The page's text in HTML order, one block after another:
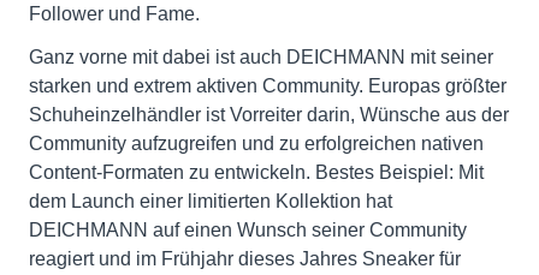
Follower und Fame.
Ganz vorne mit dabei ist auch DEICHMANN mit seiner
starken und extrem aktiven Community. Europas größter
Schuheinzelhändler ist Vorreiter darin, Wünsche aus der
Community aufzugreifen und zu erfolgreichen nativen
Content-Formaten zu entwickeln. Bestes Beispiel: Mit
dem Launch einer limitierten Kollektion hat
DEICHMANN auf einen Wunsch seiner Community
reagiert und im Frühjahr dieses Jahres Sneaker für